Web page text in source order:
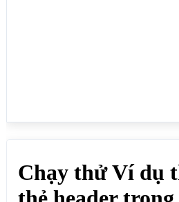
</ul>
</nav>
</header>